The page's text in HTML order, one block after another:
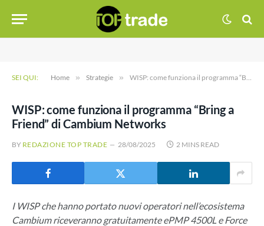
SEI QUI: Home » Strategie » WISP: come funziona il programma “Bring a Friend” di Cambium Networks
WISP: come funziona il programma “Bring a
Friend” di Cambium Networks
BY REDAZIONE TOP TRADE 28/08/2025 2 MINS READ
I WISP che hanno portato nuovi operatori nell’ecosistema
Cambium riceveranno gratuitamente ePMP 4500L e Force